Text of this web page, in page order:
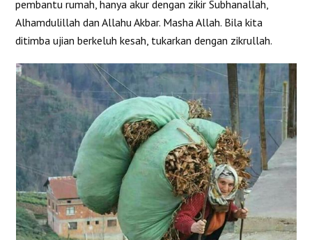
pembantu rumah, hanya akur dengan zikir Subhanallah,
Alhamdulillah dan Allahu Akbar. Masha Allah. Bila kita
ditimba ujian berkeluh kesah, tukarkan dengan zikrullah.